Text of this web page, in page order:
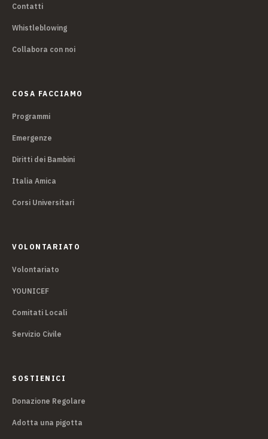
Contatti
Whistleblowing
Collabora con noi
COSA FACCIAMO
Programmi
Emergenze
Diritti dei Bambini
Italia Amica
Corsi Universitari
VOLONTARIATO
Volontariato
YOUNICEF
Comitati Locali
Servizio Civile
SOSTIENICI
Donazione Regolare
Adotta una pigotta